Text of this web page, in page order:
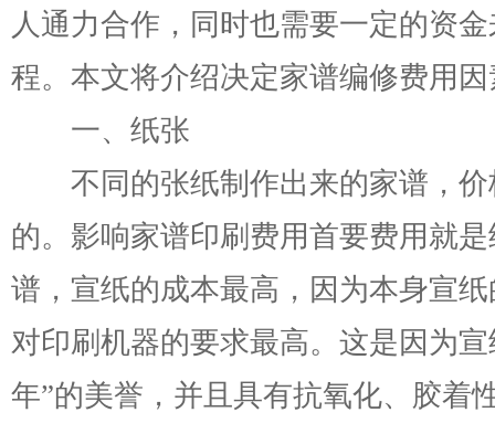
人通力合作，同时也需要一定的资
程。本文将介绍决定家谱编修费用
一、纸张
不同的张纸制作出来的家谱，价
的。影响家谱印刷费用首要费用就
谱，宣纸的成本最高，因为本身宣
对印刷机器的要求最高。这是因为
年”的美誉，并且具有抗氧化、胶着